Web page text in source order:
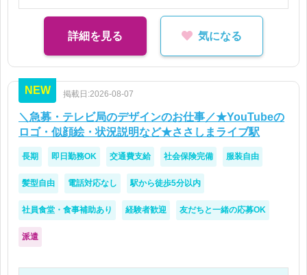
HTML・CSSの基本知識
社内外とのコミュニケーション能力
プレゼンテーションスキル
GA4など分析ツールの利用経験
WEBサイト分析・改善経験
Figmaの利用経験
メール制作ディレクション経験
業務改善提案経験
柔軟に業務へ取り組める方
状況変化に前向きに対応できる方
周囲との調整や合意形成が得意な方
チームワークを重視できる方
詳細を見る 気になる
NEW 掲載日:2026-08-07
＼急募・テレビ局のデザインのお仕事／★YouTubeの
ロゴ・似顔絵・状況説明など★ささしまライブ駅
長期 即日勤務OK 交通費支給 社会保険完備 服装自由
髪型自由 電話対応なし 駅から徒歩5分以内
社員食堂・食事補助あり 経験者歓迎 友だちと一緒の応募OK
派遣